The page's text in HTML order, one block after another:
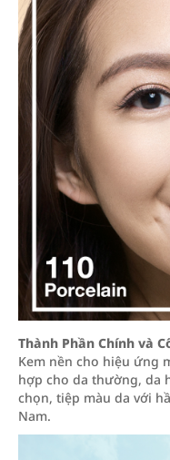
Thành Phần Chính và
Kem nền cho hiệu ứng
hợp cho da thường, da
chọn, tiệp màu da với
Nam.